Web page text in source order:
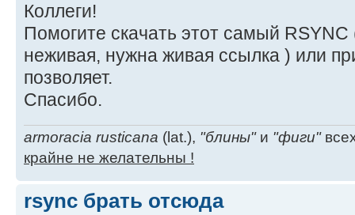
Коллеги!
Помогите скачать этот самый RSYNC
неживая, нужна живая ссылка ) или
позволяет.
Спасибо.
armoracia rusticana (lat.), "блины"и "фиги"
крайне не желательны !
rsync брать отсюда